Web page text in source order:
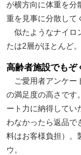
が横方向に体重を分
重を見事に分散して
似たようなナイロ
たは2層がほとんど
高齢者施設でもぞ
ご愛用者アンケー
の満足度の高さです
ート力に納得してい
わなかったら返品で
料はお客様負担）。
ウ。